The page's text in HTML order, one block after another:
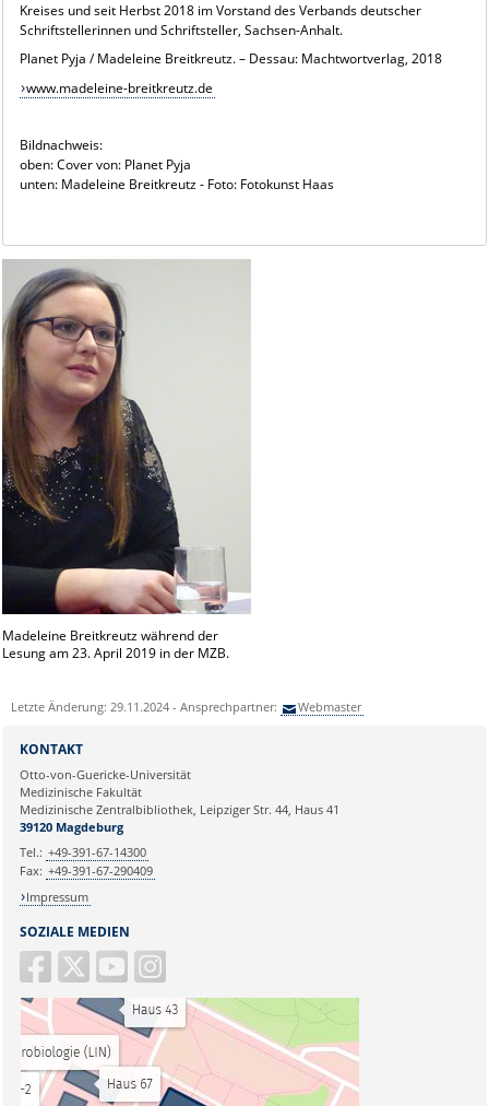
Kreises und seit Herbst 2018 im Vorstand des Verbands deutscher
Schriftstellerinnen und Schriftsteller, Sachsen-Anhalt.
Planet Pyja / Madeleine Breitkreutz. – Dessau: Machtwortverlag, 2018
www.madeleine-breitkreutz.de
Bildnachweis:
oben: Cover von: Planet Pyja
unten: Madeleine Breitkreutz - Foto: Fotokunst Haas
Madeleine Breitkreutz während der
Lesung am 23. April 2019 in der MZB.
Letzte Änderung: 29.11.2024 - Ansprechpartner: Webmaster
SOZIALE MEDIEN
KONTAKT
Otto-von-Guericke-Universität
Medizinische Fakultät
Medizinische Zentralbibliothek, Leipziger Str. 44, Haus 41
39120 Magdeburg
Tel.: +49-391-67-14300
Fax: +49-391-67-290409
Impressum